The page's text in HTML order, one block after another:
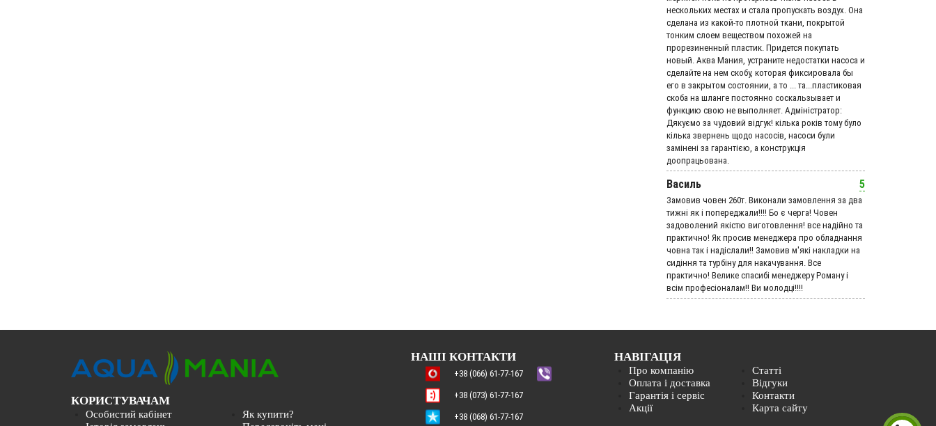
нескольких местах и стала пропускать воздух. Она
сделана из какой-то плотной ткани, покрытой
тонким слоем веществом похожей на
прорезиненный пластик. Придется покупать
новый. Аква Мания, устраните недостатки насоса и
сделайте на нем скобу, которая фиксировала бы
его в закрытом состоянии, а то ... та...пластиковая
скоба на шланге постоянно соскальзывает и
функцию свою не выполняет. Адмiнiстратор:
Дякуємо за чудовий вiдгук! кілька років тому було
кілька звернень щодо насосів, насоси були
замінені за гарантією, а конструкція
доопрацьована.
Василь 5
Замовив човен 260т. Виконали замовлення за два
тижні як і попереджали!!!! Бо є черга! Човен
задоволений якістю виготовлення! все надійно та
практично! Як просив менеджера про обладнання
човна так і надіслали!! Замовив м'які накладки на
сидіння та турбіну для накачування. Все
практично! Велике спасибі менеджеру Роману і
всім професіоналам!! Ви молодці!!!!
КОРИСТУВАЧАМ
Особистий кабінет
Як купити?
НАШІ КОНТАКТИ
+38 (066) 61-77-167
+38 (073) 61-77-167
+38 (068) 61-77-167
НАВІГАЦІЯ
Про компанію
Оплата і доставка
Гарантія і сервіс
Акції
Статті
Відгуки
Контакти
Карта сайту